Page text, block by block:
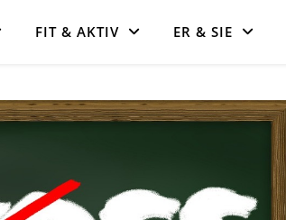
FIT & AKTIV ER & SIE